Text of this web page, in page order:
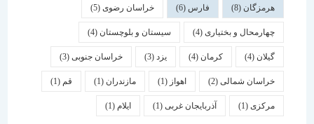
هرمزگان(8) فارس خراسان رضوی(5)
چهارمحال و بختیاری (4) سیستان و بلوچستان(4)
کرمان یزد خراسان جنوبی(3)
خراسان شمالی(2) اهواز مازندران(1) قم
(1) آذربایجان غربی(1) ایلام